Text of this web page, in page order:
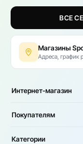
ВСЕ
Магазины
Адреса, график
Интернет-магазин
Покупателям
Категории